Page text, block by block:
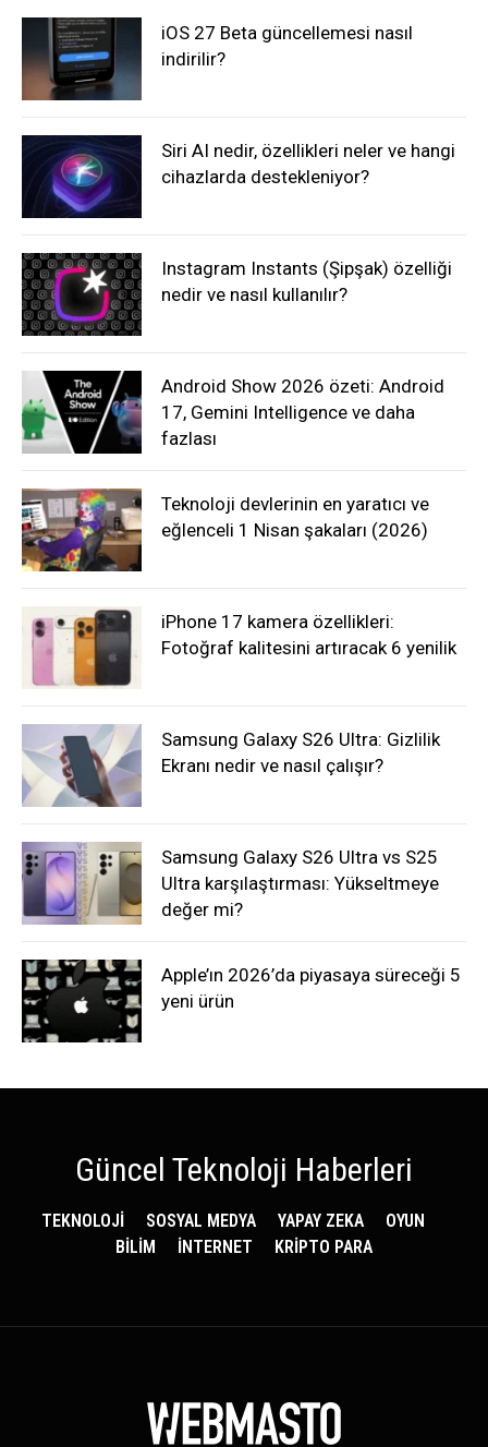
iOS 27 Beta güncellemesi nasıl
indirilir?
Siri AI nedir, özellikleri neler ve hangi
cihazlarda destekleniyor?
Instagram Instants (Şipşak) özelliği
nedir ve nasıl kullanılır?
Android Show 2026 özeti: Android
17, Gemini Intelligence ve daha
fazlası
Teknoloji devlerinin en yaratıcı ve
eğlenceli 1 Nisan şakaları (2026)
iPhone 17 kamera özellikleri:
Fotoğraf kalitesini artıracak 6 yenilik
Samsung Galaxy S26 Ultra: Gizlilik
Ekranı nedir ve nasıl çalışır?
Samsung Galaxy S26 Ultra vs S25
Ultra karşılaştırması: Yükseltmeye
değer mi?
Apple’ın 2026’da piyasaya süreceği 5
yeni ürün
Güncel Teknoloji Haberleri
TEKNOLOJİ SOSYAL MEDYA YAPAY ZEKA
OYUN
BİLİM
İNTERNET KRİPTO PARA